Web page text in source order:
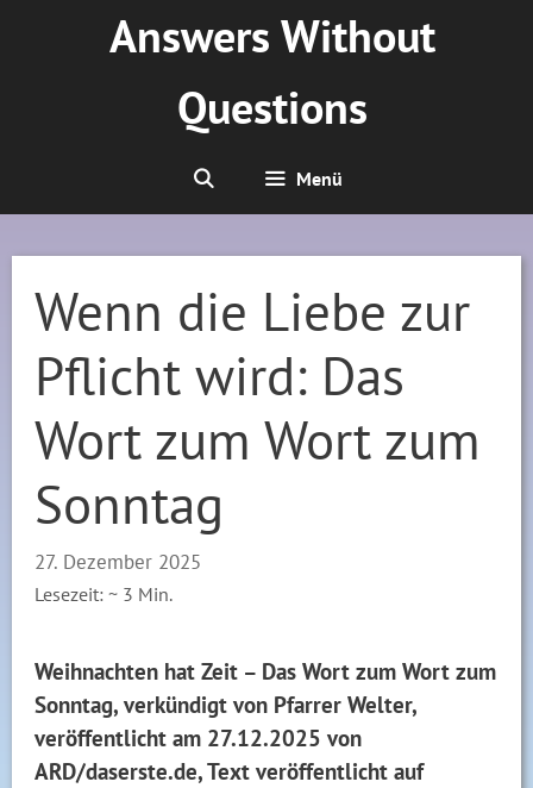
Answers Without
Questions
Menü
Wenn die Liebe zur
Pflicht wird: Das
Wort zum Wort zum
Sonntag
27. Dezember 2025
Lesezeit: ~ 3 Min.
Weihnachten hat Zeit – Das Wort zum Wort zum
Sonntag, verkündigt von Pfarrer Welter,
veröffentlicht am 27.12.2025 von
ARD/daserste.de, Text veröffentlicht auf